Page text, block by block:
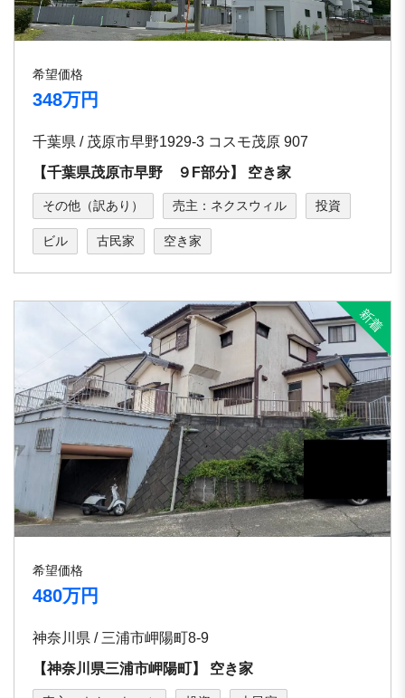
希望価格
348万円
千葉県 / 茂原市早野1929-3 コスモ茂原 907
【千葉県茂原市早野 ９F部分】 空き家
その他（訳あり） 売主：ネクスウィル 投資
ビル 古民家 空き家
希望価格
480万円
神奈川県 / 三浦市岬陽町8-9
【神奈川県三浦市岬陽町】 空き家